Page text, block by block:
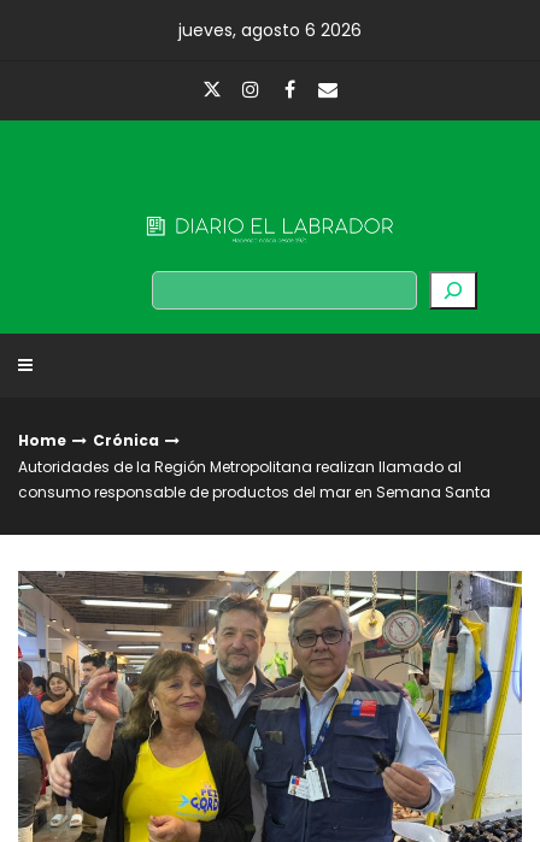
jueves, agosto 6 2026
Buscar
Home
Crónica
Autoridades de la Región Metropolitana realizan llamado al
consumo responsable de productos del mar en Semana Santa